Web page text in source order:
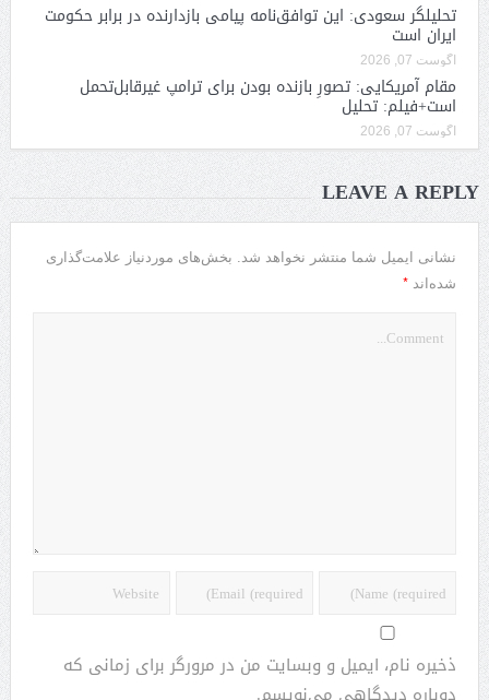
تحلیلگر سعودی: این توافق‌نامه پیامی بازدارنده در برابر حکومت
ایران است
آگوست 07, 2026
مقام آمریکایی: تصورِ بازنده بودن برای ترامپ غیرقابل‌تحمل
است+فیلم: تحلیل
آگوست 07, 2026
LEAVE A REPLY
نشانی ایمیل شما منتشر نخواهد شد. بخش‌های موردنیاز علامت‌گذاری
شده‌اند *
ذخیره نام، ایمیل و وبسایت من در مرورگر برای زمانی که